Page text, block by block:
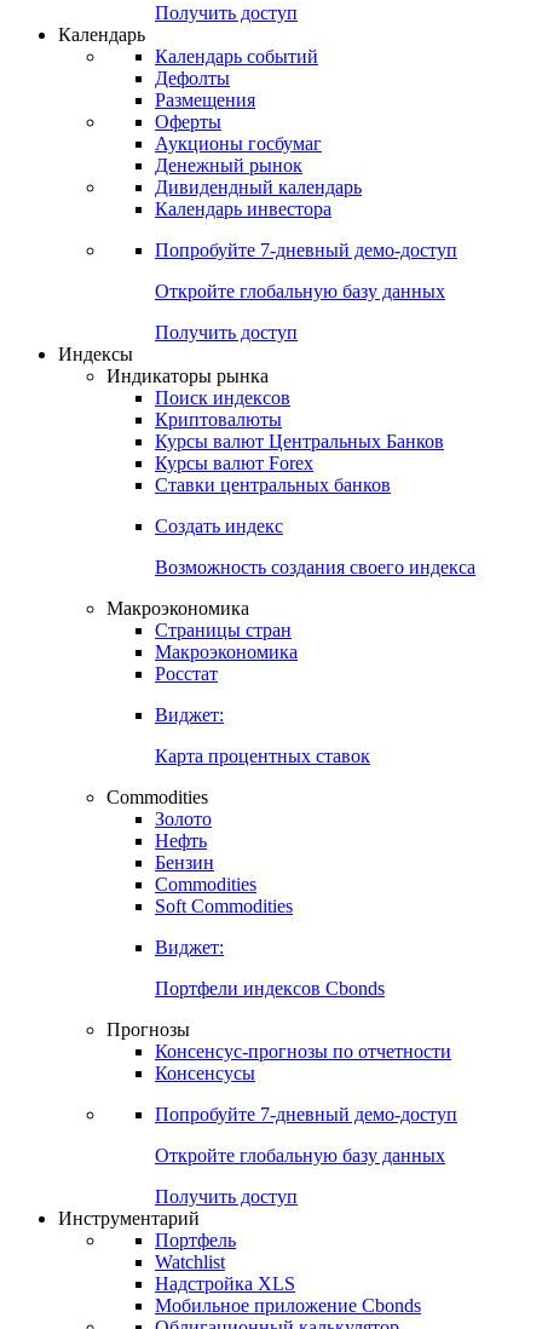
Получить доступ
Календарь
Календарь событий
Дефолты
Размещения
Оферты
Аукционы госбумаг
Денежный рынок
Дивидендный календарь
Календарь инвестора
Попробуйте 7-дневный демо-доступ
Откройте глобальную базу данных
Получить доступ
Индексы
Индикаторы рынка
Поиск индексов
Криптовалюты
Курсы валют Центральных Банков
Курсы валют Forex
Ставки центральных банков
Создать индекс
Возможность создания своего индекса
Макроэкономика
Страницы стран
Макроэкономика
Росстат
Виджет:
Карта процентных ставок
Commodities
Золото
Нефть
Бензин
Commodities
Soft Commodities
Виджет:
Портфели индексов Cbonds
Прогнозы
Консенсус-прогнозы по отчетности
Консенсусы
Попробуйте 7-дневный демо-доступ
Откройте глобальную базу данных
Получить доступ
Инструментарий
Портфель
Watchlist
Надстройка XLS
Мобильное приложение Cbonds